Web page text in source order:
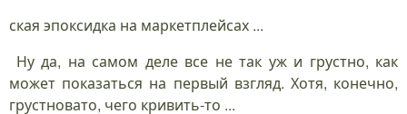
ская эпоксидка на маркетплейсах ...
Ну да, на самом деле все не так уж и грустно, как
может показаться на первый взгляд. Хотя, конечно,
грустновато, чего кривить-то ...